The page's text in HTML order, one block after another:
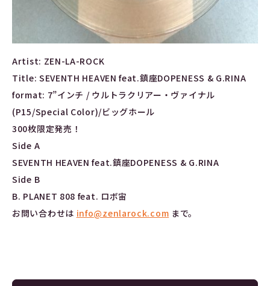
Artist: ZEN-LA-ROCK
Title: SEVENTH HEAVEN feat.鎮座DOPENESS & G.RINA
format: 7”インチ / ウルトラクリアー・ヴァイナル
(P15/Special Color)/ビッグホール
300枚限定発売！
Side A
SEVENTH HEAVEN feat.鎮座DOPENESS & G.RINA
Side B
B. PLANET 808 feat. ロボ宙
お問い合わせは info@zenlarock.com まで。